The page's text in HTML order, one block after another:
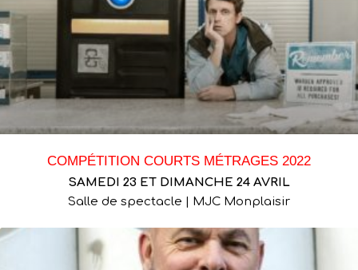
COMPÉTITION COURTS MÉTRAGES 2022
SAMEDI 23 ET DIMANCHE 24 AVRIL
Salle de spectacle | MJC Monplaisir